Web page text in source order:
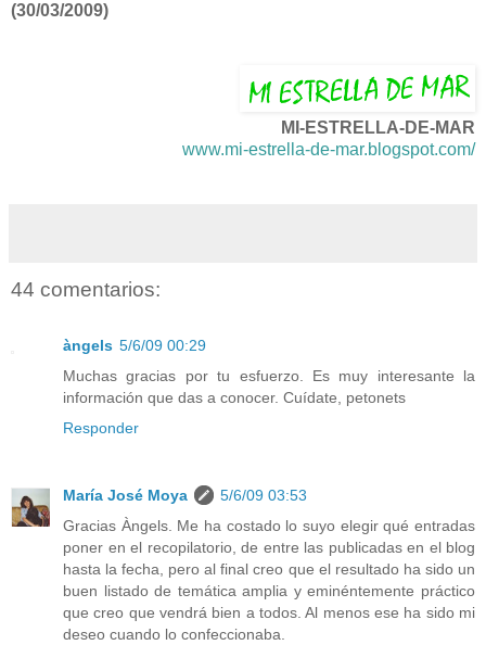
(30/03/2009)
MI-ESTRELLA-DE-MAR
www.mi-estrella-de-mar.blogspot.com/
44 comentarios:
àngels 5/6/09 00:29
Muchas gracias por tu esfuerzo. Es muy interesante la
información que das a conocer. Cuídate, petonets
Responder
María José Moya
5/6/09 03:53
Gracias Àngels. Me ha costado lo suyo elegir qué entradas
poner en el recopilatorio, de entre las publicadas en el blog
hasta la fecha, pero al final creo que el resultado ha sido un
buen listado de temática amplia y eminéntemente práctico
que creo que vendrá bien a todos. Al menos ese ha sido mi
deseo cuando lo confeccionaba.